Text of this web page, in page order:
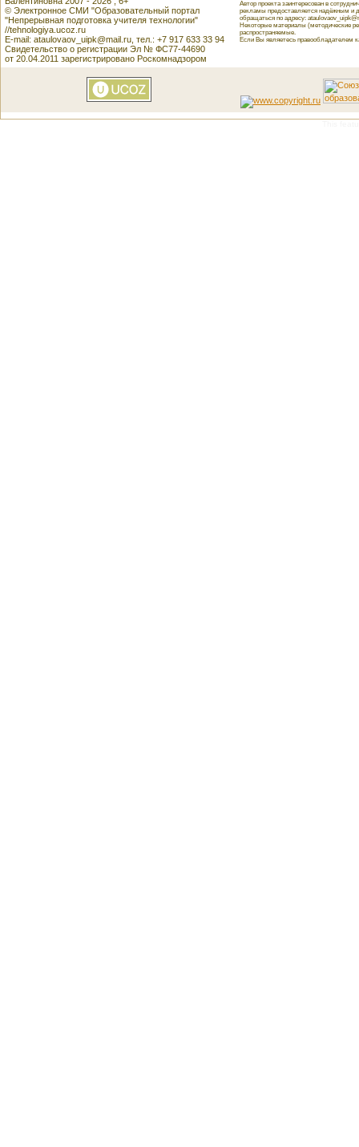
© Электронное СМИ "Образовательный портал
"Непрерывная подготовка учителя технологии"
//tehnologiya.ucoz.ru
E-mail: ataulovaov_uipk@mail.ru, тел.: +7 917 633 33 94
Свидетельство о регистрации Эл № ФС77-44690
от 20.04.2011 зарегистрировано Роскомнадзором
Автор проекта заинтересован в
рекламы предоставляется надёжным и
обращаться по адресу:
Некоторые материалы (методические
распространяемые.
Если Вы являетесь правообладателем